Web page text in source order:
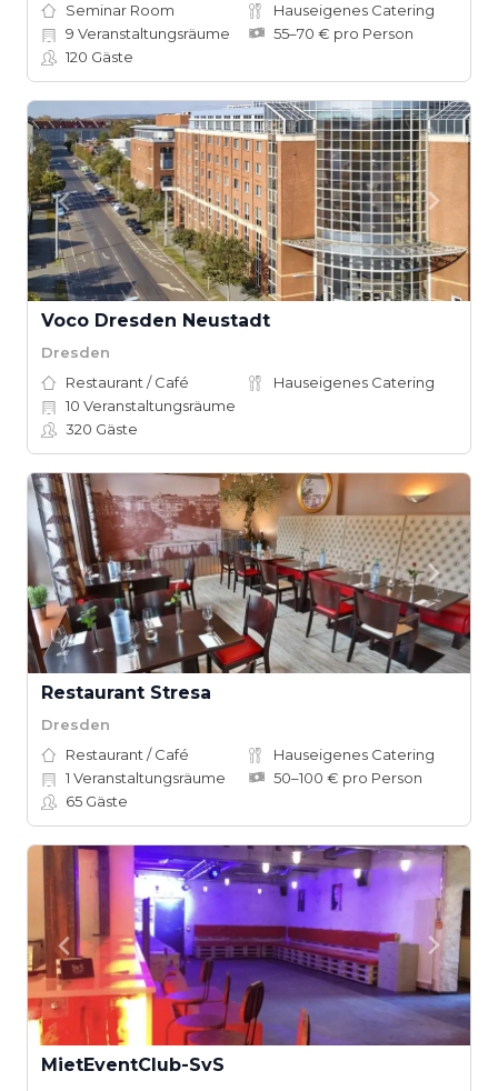
Seminar Room
Hauseigenes Catering
9 Veranstaltungsräume
55–70 € pro Person
120 Gäste
Voco Dresden Neustadt
Dresden
Restaurant / Café
Hauseigenes Catering
10 Veranstaltungsräume
320 Gäste
Restaurant Stresa
Dresden
Restaurant / Café
Hauseigenes Catering
1 Veranstaltungsräume
50–100 € pro Person
65 Gäste
MietEventClub-SvS